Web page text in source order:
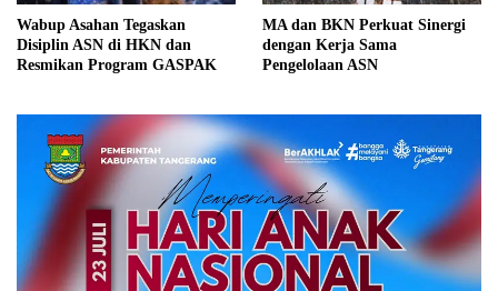
Wabup Asahan Tegaskan
Disiplin ASN di HKN dan
Resmikan Program GASPAK
MA dan BKN Perkuat Sinergi
dengan Kerja Sama
Pengelolaan ASN